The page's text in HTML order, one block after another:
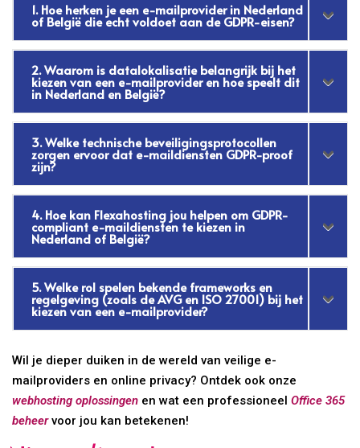
1. Hoe herken je een e-mailprovider in Nederland
of België die echt voldoet aan de GDPR-eisen?
2. Waarom is datalokalisatie belangrijk bij het
kiezen van een e-mailprovider en hoe speelt dit
in Nederland en België?
3. Welke technische beveiligingsprotocollen
zorgen ervoor dat e-maildiensten GDPR-proof
zijn?
4. Hoe kan Flexahosting jou helpen om GDPR-
compliant e-maildiensten te kiezen in
Nederland of België?
5. Welke rol spelen bekende frameworks en
regelgeving (zoals de AVG en ISO 27001) bij het
kiezen van een e-mailprovider?
Wil je dieper duiken in de wereld van veilige e-
mailproviders en online privacy? Ontdek ook onze
webhosting oplossingen en wat een professioneelOffice 365
beheervoor jou kan betekenen!